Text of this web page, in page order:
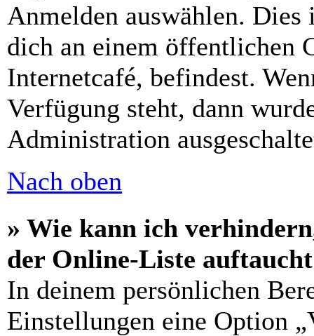
Anmelden auswählen.
dich an einem öffentlichen
Internetcafé, befindest.
Verfügung steht, dann
Administration
Nach oben
» Wie kann ich
der Online-Liste
In deinem persönlichen
Einstellungen eine Option